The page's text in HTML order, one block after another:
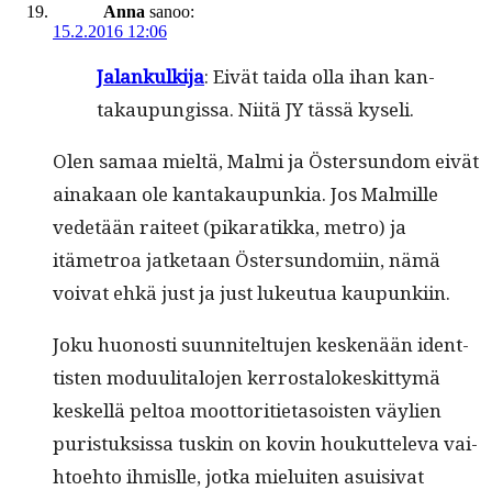
Anna sanoo:
15.2.2016 12:06
Jalankulk­i­ja: Eivät tai­da olla ihan kan­
takaupungis­sa. Niitä JY tässä kyseli.
Olen samaa mieltä, Mal­mi ja Öster­sun­dom eivät
ainakaan ole kan­takaupunkia. Jos Malmille
vede­tään raiteet (pikaratik­ka, metro) ja
itämetroa jatke­taan Öster­sun­domi­in, nämä
voivat ehkä just ja just lukeu­tua kaupunkiin.
Joku huonos­ti suun­nitel­tu­jen keskenään ident­
tis­ten mod­u­uli­talo­jen ker­rostalokeskit­tymä
keskel­lä pel­toa moot­tori­ti­eta­sois­t­en väylien
puris­tuk­sis­sa tuskin on kovin houkut­tel­e­va vai­
h­toe­hto ihmis­lle, jot­ka mieluiten asu­isi­vat